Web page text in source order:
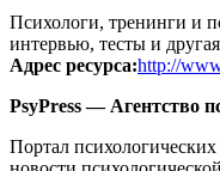
Психологи, тренинги и
интервью, тесты и
Адрес ресурса:http://
PsyPress — Агентство
Портал